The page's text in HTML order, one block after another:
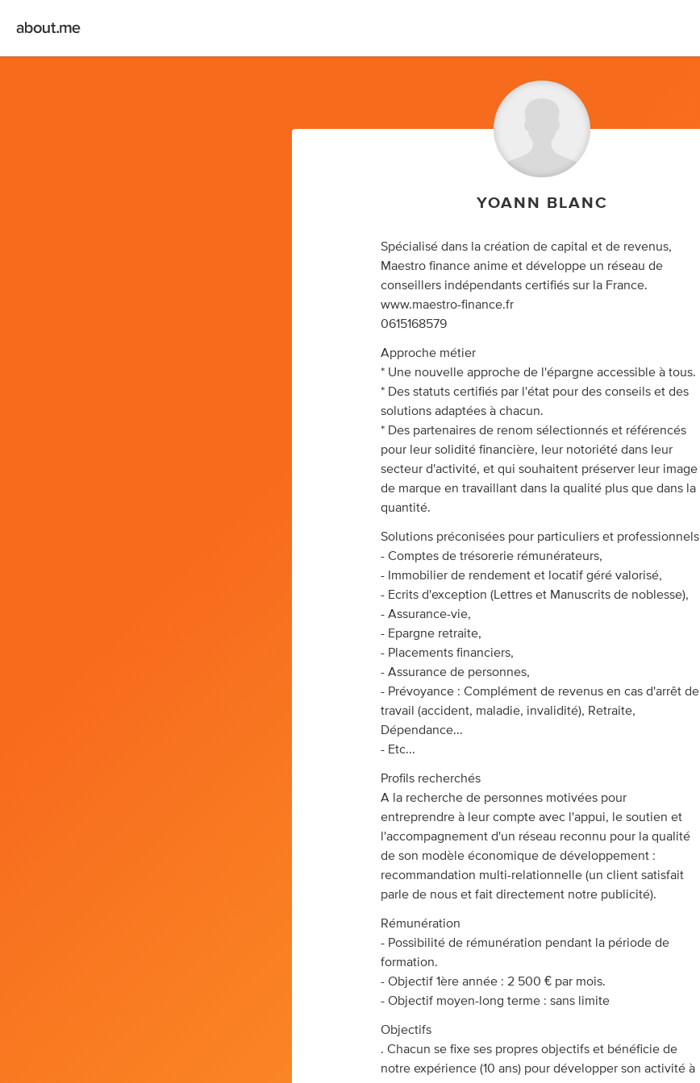
YOANN BLANC
Spécialisé dans la création de capital et de revenus,
Maestro finance anime et développe un réseau de
conseillers indépendants certifiés sur la France.
www.maestro-finance.fr
0615168579
Approche métier
* Une nouvelle approche de l'épargne accessible à tous.
* Des statuts certifiés par l'état pour des conseils et des
solutions adaptées à chacun.
* Des partenaires de renom sélectionnés et référencés
pour leur solidité financière, leur notoriété dans leur
secteur d'activité, et qui souhaitent préserver leur image
de marque en travaillant dans la qualité plus que dans la
quantité.
Solutions préconisées pour particuliers et professionnels
- Comptes de trésorerie rémunérateurs,
- Immobilier de rendement et locatif géré valorisé,
- Ecrits d'exception (Lettres et Manuscrits de noblesse),
- Assurance-vie,
- Epargne retraite,
- Placements financiers,
- Assurance de personnes,
- Prévoyance : Complément de revenus en cas d'arrêt de
travail (accident, maladie, invalidité), Retraite,
Dépendance...
- Etc...
Profils recherchés
A la recherche de personnes motivées pour
entreprendre à leur compte avec l'appui, le soutien et
l'accompagnement d'un réseau reconnu pour la qualité
de son modèle économique de développement :
recommandation multi-relationnelle (un client satisfait
parle de nous et fait directement notre publicité).
Rémunération
- Possibilité de rémunération pendant la période de
formation.
- Objectif 1ère année : 2 500 € par mois.
- Objectif moyen-long terme : sans limite
Objectifs
. Chacun se fixe ses propres objectifs et bénéficie de
notre expérience (10 ans) pour développer son activité à